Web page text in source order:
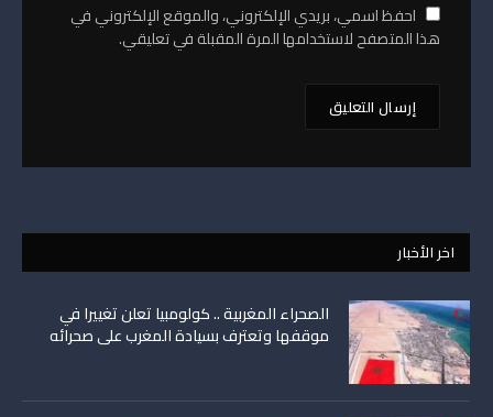
احفظ اسمي، بريدي الإلكتروني، والموقع الإلكتروني في
هذا المتصفح لاستخدامها المرة المقبلة في تعليقي.
اخر الأخبار
الصحراء المغربية .. كولومبيا تعلن تغييرا في
موقفها وتعترف بسيادة المغرب على صحرائه